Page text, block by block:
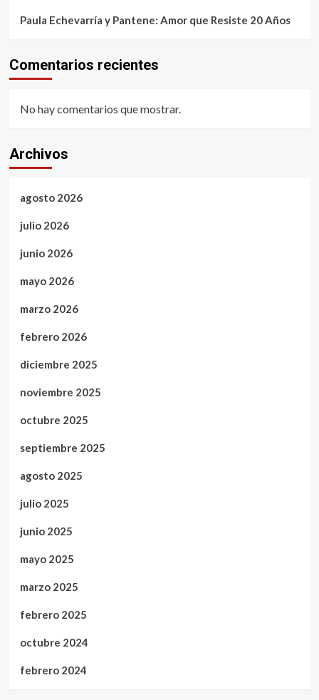
Paula Echevarría y Pantene: Amor que Resiste 20 Años
Comentarios recientes
No hay comentarios que mostrar.
Archivos
agosto 2026
julio 2026
junio 2026
mayo 2026
marzo 2026
febrero 2026
diciembre 2025
noviembre 2025
octubre 2025
septiembre 2025
agosto 2025
julio 2025
junio 2025
mayo 2025
marzo 2025
febrero 2025
octubre 2024
febrero 2024